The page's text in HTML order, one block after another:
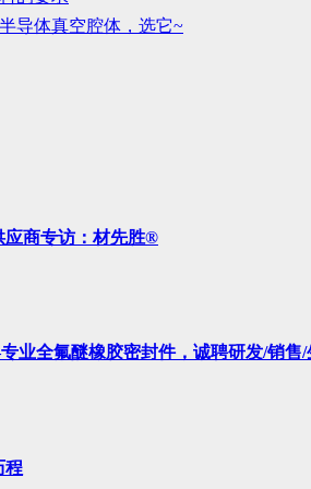
导体真空腔体，选它~
应商专访：材先胜®
业全氟醚橡胶密封件，诚聘研发/销售/
程